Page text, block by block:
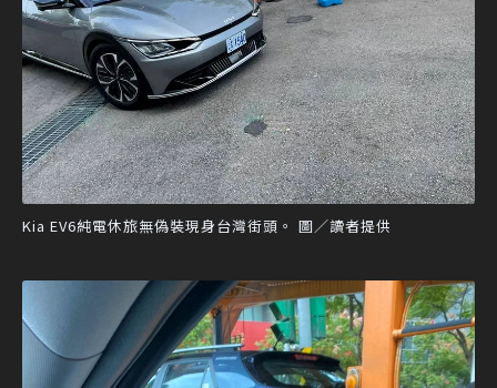
Kia EV6純電休旅無偽裝現身台灣街頭。 圖／讀者提供